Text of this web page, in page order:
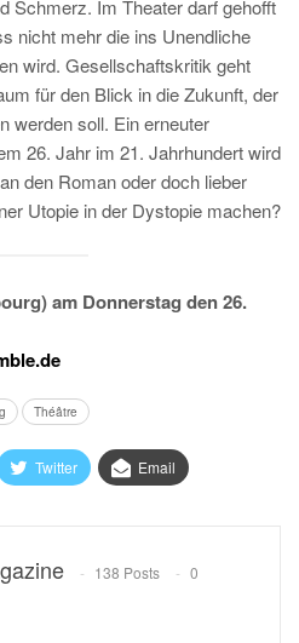
Schmerz. Im Theater darf gehofft
nicht mehr die ins Unendliche
wird. Gesellschaftskritik geht
für den Blick in die Zukunft, der
werden soll. Ein erneuter
26. Jahr im 21. Jahrhundert wird
den Roman oder doch lieber
Utopie in der Dystopie machen?
am Donnerstag den 26.
Théâtre
Twitter Email
138 Posts
0